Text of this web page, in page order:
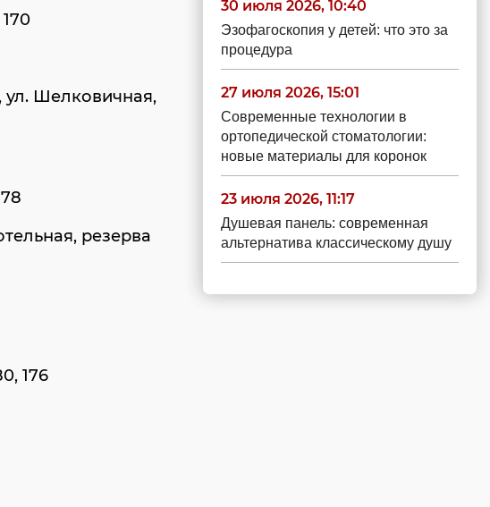
ул. Шелковичная,
резерва
176
30 июля 2026, 10:40
Эзофагоскопия у детей: что это за
процедура
27 июля 2026, 15:01
Современные технологии в
ортопедической стоматологии:
новые материалы для коронок
23 июля 2026, 11:17
Душевая панель: современная
альтернатива классическому душу